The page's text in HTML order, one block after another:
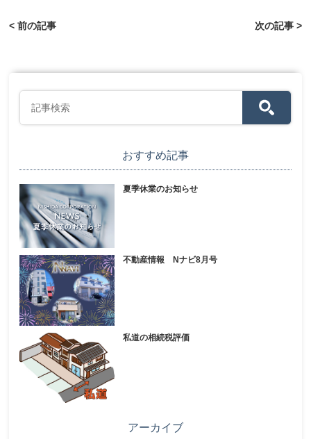
< 前の記事 次の記事 >
おすすめ記事
夏季休業のお知らせ
不動産情報 Nナビ8月号
私道の相続税評価
アーカイブ